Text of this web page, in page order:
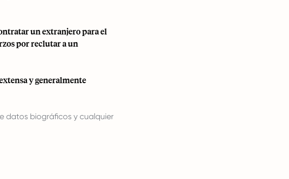
un extranjero para el
por reclutar a un
y generalmente
datos biográficos y cualquier